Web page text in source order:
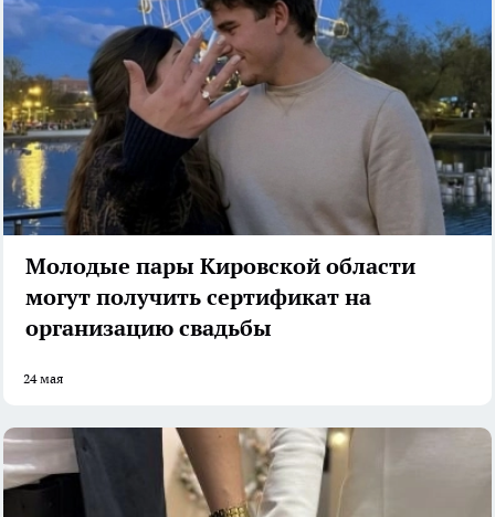
Молодые пары Кировской области
могут получить сертификат на
организацию свадьбы
24 мая